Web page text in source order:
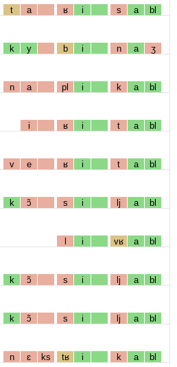
t a ʁ i s a bl
k y b i n a ʒ
n a pl i k a bl
i ʁ i t a bl
v e ʁ i t a bl
k ɔ̃ s i lj a bl
l i vʁ a bl
k ɔ̃ s i lj a bl
k ɔ̃ s i lj a bl
n ɛ ks tʁ i k a bl